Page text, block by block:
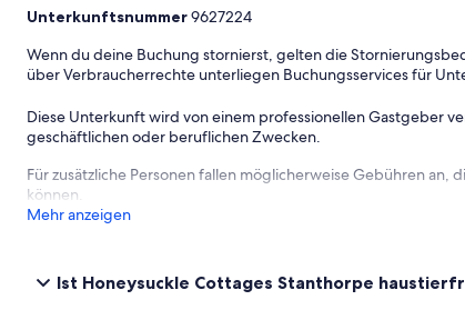
Unterkunftsnummer9627224
Wenn du deine Buchung stornierst, gelten die
über Verbraucherrechte unterliegen Buchungsservices für
Diese Unterkunft wird von einem professionellen Gastgeber
geschäftlichen oder beruflichen Zwecken.
Für zusätzliche Personen fallen möglicherweise Gebühren
können.
Mehr anzeigen
Ist Honeysuckle Cottages Stanthorpe